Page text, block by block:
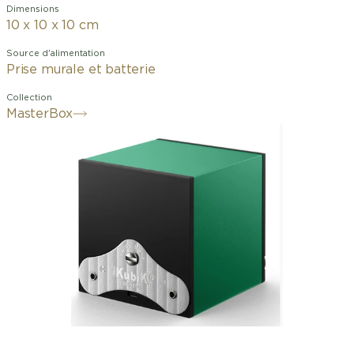
Dimensions
10 x 10 x 10 cm
Source d'alimentation
Prise murale et batterie
Collection
MasterBox
Masterbox Green Aluminium
Masterbox Green
Aluminium